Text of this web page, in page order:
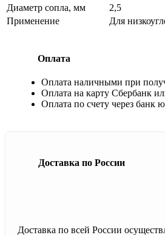
Диаметр сопла, мм
2,5
Применение
Для
Оплата
Оплата наличными при
Оплата на карту Сбербанк
Оплата по счету через банк
Доставка по России
Доставка по всей России